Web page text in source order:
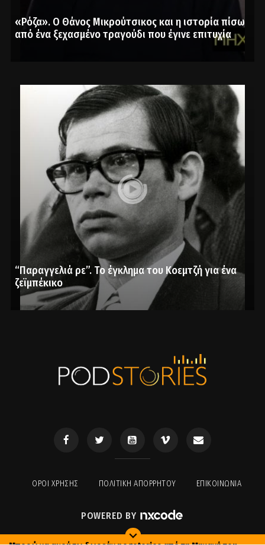
«Ρόζα». Ο Θάνος Μικρούτσικος και η ιστορία πίσω
από ένα ξεχασμένο τραγούδι που έγινε επιτυχία
“Παραγγελιά ρε”. Το έγκλημα του Κοεμτζή για ένα
ζεϊμπέκικο
ΟΡΟΙ ΧΡΉΣΗΣ ΠΟΛΙΤΙΚΉ ΑΠΟΡΡΉΤΟΥ ΕΠΙΚΟΙΝΩΝΊΑ
POWERED BY